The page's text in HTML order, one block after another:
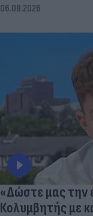
06.08.2026
«Δώστε μας την
Κολυμβητής με